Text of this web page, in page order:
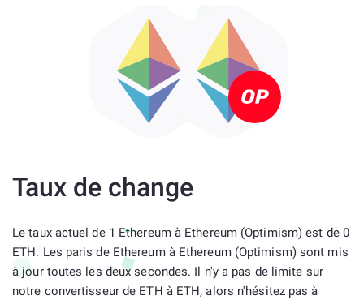
Taux de change
Le taux actuel de 1 Ethereum à Ethereum (Optimism) est de 0
ETH. Les paris de Ethereum à Ethereum (Optimism) sont mis
à jour toutes les deux secondes. Il n'y a pas de limite sur
notre convertisseur de ETH à ETH, alors n'hésitez pas à